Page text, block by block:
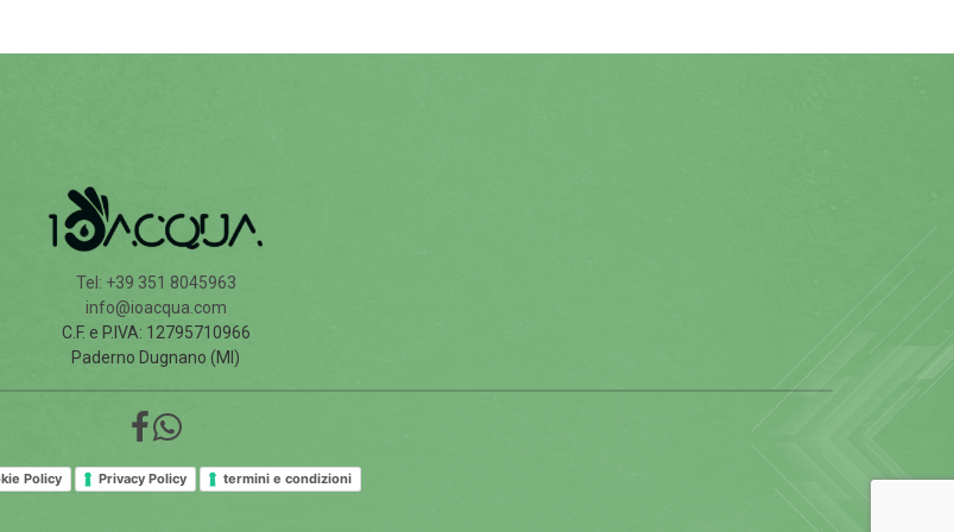
Tel: +39 351 8045963
info@ioacqua.com
C.F. e P.IVA: 12795710966
Paderno Dugnano (MI)
Policy Privacy Policy termini e condizioni